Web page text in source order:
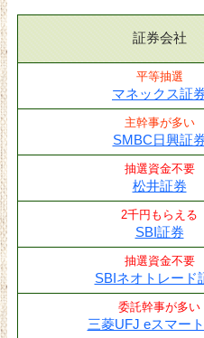
証券会社
平等抽選
マネックス証
主幹事が多い
SMBC日興証
抽選資金不要
松井証券
2千円もらえる
SBI証券
抽選資金不要
SBIネオトレード
委託幹事が多い
三菱UFJ eスマー